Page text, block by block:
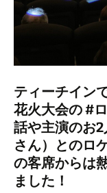
ティーチイン
花火大会の #
話や主演のお
さん）とのロ
の客席からは
ました！